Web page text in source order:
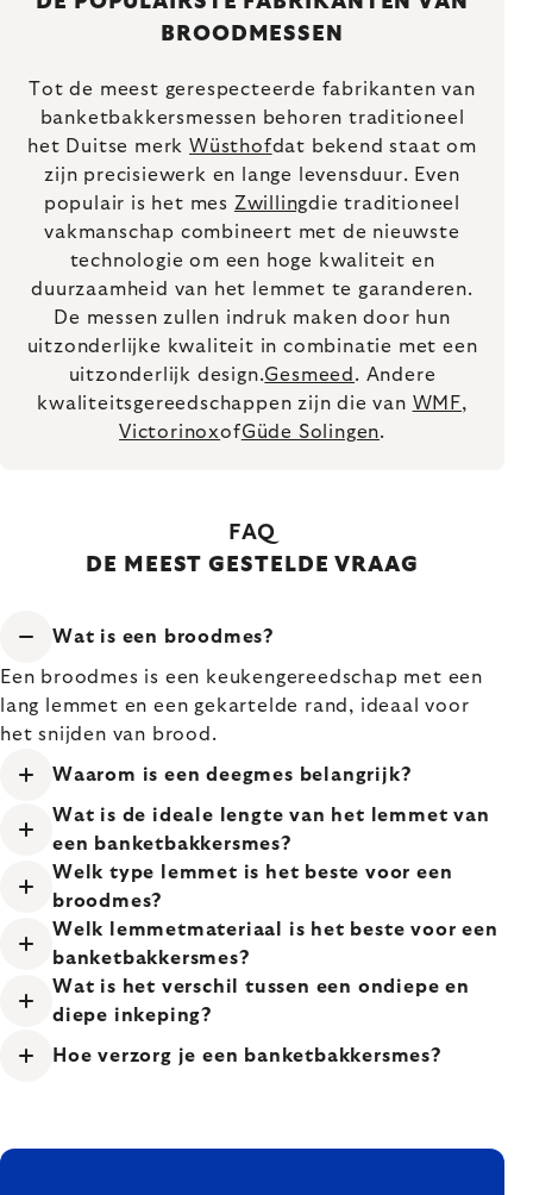
BROODMESSEN
Tot de meest gerespecteerde fabrikanten van
banketbakkersmessen behoren traditioneel
het Duitse merk Wüsthofdat bekend staat om
zijn precisiewerk en lange levensduur. Even
populair is het mes Zwillingdie traditioneel
vakmanschap combineert met de nieuwste
technologie om een hoge kwaliteit en
duurzaamheid van het lemmet te garanderen.
De messen zullen indruk maken door hun
uitzonderlijke kwaliteit in combinatie met een
uitzonderlijk design.Gesmeed . Andere
kwaliteitsgereedschappen zijn die van WMF,
VictorinoxofGüde Solingen.
FAQ
DE MEEST GESTELDE VRAAG
Wat is een broodmes?
Een broodmes is een keukengereedschap met een
lang lemmet en een gekartelde rand, ideaal voor
het snijden van brood.
Waarom is een deegmes belangrijk?
Wat is de ideale lengte van het lemmet van
een banketbakkersmes?
Welk type lemmet is het beste voor een
broodmes?
Welk lemmetmateriaal is het beste voor een
banketbakkersmes?
Wat is het verschil tussen een ondiepe en
diepe inkeping?
Hoe verzorg je een banketbakkersmes?
FOOTER